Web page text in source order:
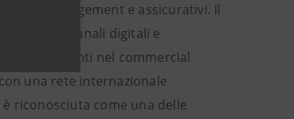
management e assicurativi. Il
i suoi canali digitali e
operanti nel commercial
una rete internazionale
riconosciuta come una delle